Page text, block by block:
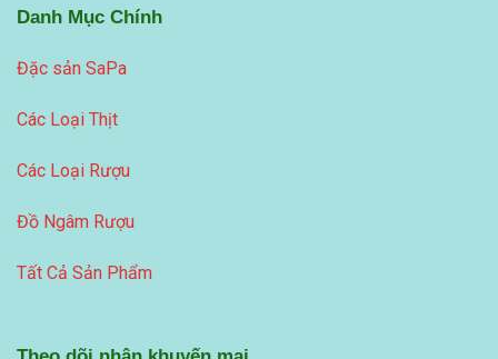
Danh Mục Chính
Đặc sản SaPa
Các Loại Thịt
Các Loại Rượu
Đồ Ngâm Rượu
Tất Cả Sản Phẩm